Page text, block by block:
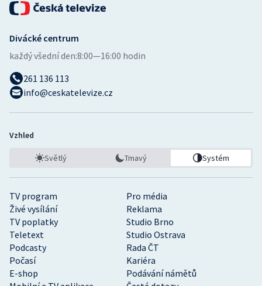
TV program
Pro média
Živé vysílání
Reklama
TV poplatky
Studio Brno
Teletext
Studio Ostrava
Podcasty
Rada ČT
Počasí
Kariéra
E-shop
Podávání námětů
Divácké centrum
každý všední den:8:00—16:00 hodin
261 136 113
info@ceskatelevize.cz
Vzhled
Světlý Tmavý Systém